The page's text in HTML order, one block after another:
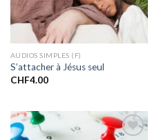
AUDIOS SIMPLES (F)
S’attacher à Jésus seul
CHF4.00